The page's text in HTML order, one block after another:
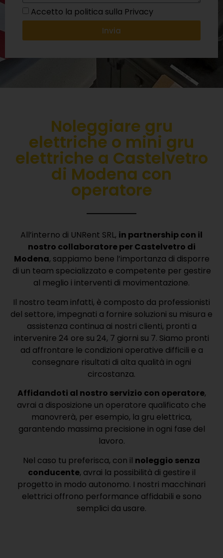
Accetto la politica sulla Privacy
Invia
Noleggiare gru
elettriche o mini gru
elettriche a Castelvetro
di Modena con
operatore
All’interno di UNRent SRL, in partnership con il
nostro collaboratore per Castelvetro di
Modena, sappiamo bene l’importanza di disporre
di un team specializzato e competente per gestire
al meglio i interventi di movimentazione.
Il nostro team infatti, è composto da professionisti
del settore, impegnati a fornire soluzioni su misura e
assistenza continua ai nostri clienti, pronti a
intervenire 24 ore su 24, 7 giorni su 7. Siamo pronti
ad affrontare le condizioni operative difficili e a
consegnare risultati di alta qualità in ogni
circostanza.
Affidandoti al nostro servizio con operatore,
avrai a disposizione un operatore qualificato che
manovrerà, per esempio, la gru elettrica,
garantendo massima precisione in ogni fase del
lavoro.
Nel caso tu preferisca, con il noleggio senza
conducente, avrai la possibilità di gestire il
progetto in modo autonomo. I nostri macchinari
elettrici offrono performance affidabili e sono
semplici da usare.